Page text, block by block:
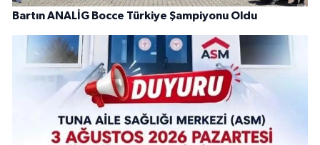
Bartın ANALİG Bocce Türkiye Şampiyonu Oldu